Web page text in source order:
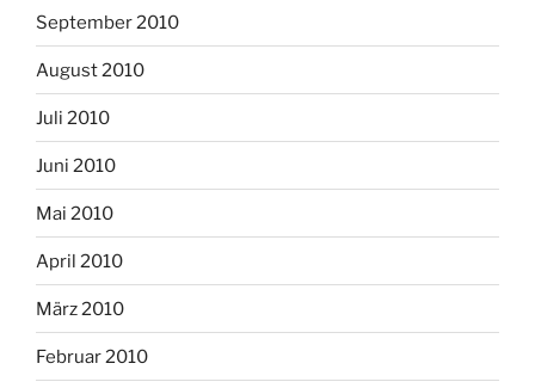
September 2010
August 2010
Juli 2010
Juni 2010
Mai 2010
April 2010
März 2010
Februar 2010